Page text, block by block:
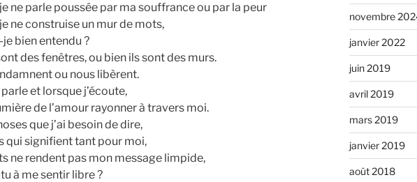
ne parle poussée par ma souffrance ou par la peur
ne construise un mur de mots,
bien entendu ?
des fenêtres, ou bien ils sont des murs.
ou nous libèrent.
et lorsque j’écoute,
de l’amour rayonner à travers moi.
que j’ai besoin de dire,
qui signifient tant pour moi,
ne rendent pas mon message limpide,
à me sentir libre ?
novembre
janvier 2022
juin 2019
avril 2019
mars 2019
janvier 2019
août 2018